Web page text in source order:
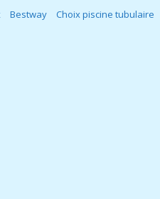
Bestway Choix piscine tubulaire